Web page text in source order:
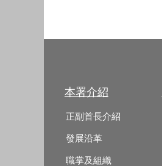
本署介紹
正副首長介紹
發展沿革
職掌及組織